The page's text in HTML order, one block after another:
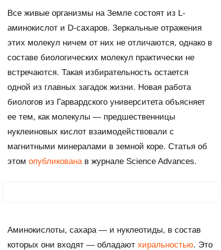
Все живые организмы на Земле состоят из L-
аминокислот и D-сахаров. Зеркальные отражения
этих молекул ничем от них не отличаются, однако в
составе биологических молекул практически не
встречаются. Такая избирательность остается
одной из главных загадок жизни. Новая работа
биологов из Гарвардского университета объясняет
ее тем, как молекулы — предшественницы
нуклеиновых кислот взаимодействовали с
магнитными минералами в земной коре. Статья об
этом опубликована в журнале Science Advances.
Аминокислоты, сахара — и нуклеотиды, в состав
которых они входят — обладают хиральностью. Это